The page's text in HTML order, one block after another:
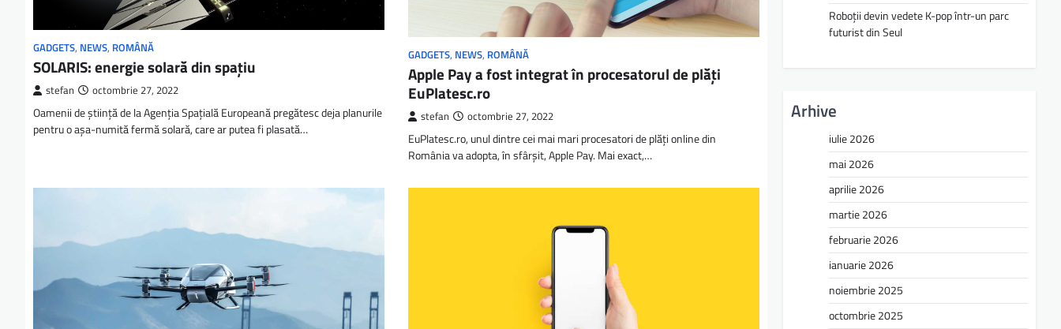
GADGETS, NEWS, ROMÂNĂ
SOLARIS: energie solară din spațiu
stefan octombrie 27, 2022
Oamenii de știință de la Agenția Spațială Europeană pregătesc deja planurile
pentru o așa-numită fermă solară, care ar putea fi plasată…
GADGETS, NEWS, ROMÂNĂ
Apple Pay a fost integrat în procesatorul de plăţi
EuPlatesc.ro
stefan octombrie 27, 2022
EuPlatesc.ro, unul dintre cei mai mari procesatori de plăți online din
România va adopta, în sfârșit, Apple Pay. Mai exact,…
Roboții devin vedete K-pop într-un parc
futurist din Seul
Arhive
iulie 2026
mai 2026
aprilie 2026
martie 2026
februarie 2026
ianuarie 2026
noiembrie 2025
octombrie 2025